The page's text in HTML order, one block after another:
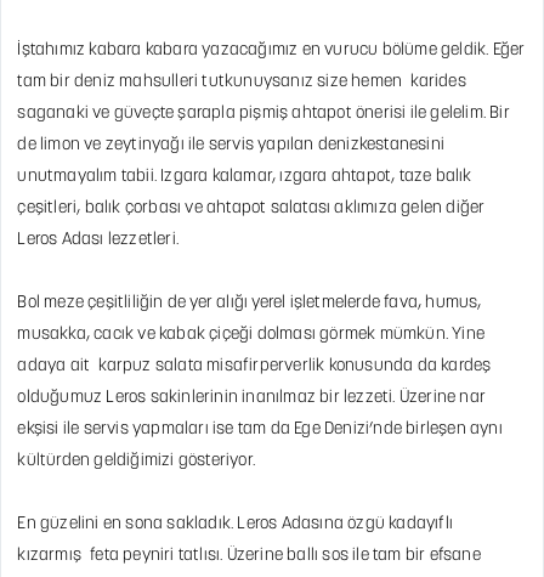
İştahımız kabara kabara yazacağımız en vurucu bölüme geldik. Eğer
tam bir deniz mahsulleri tutkunuysanız size hemen karides
saganaki ve güveçte şarapla pişmiş ahtapot önerisi ile gelelim. Bir
de limon ve zeytinyağı ile servis yapılan denizkestanesini
unutmayalım tabii. Izgara kalamar, ızgara ahtapot, taze balık
çeşitleri, balık çorbası ve ahtapot salatası aklımıza gelen diğer
Leros Adası lezzetleri.
Bol meze çeşitliliğin de yer alığı yerel işletmelerde fava, humus,
musakka, cacık ve kabak çiçeği dolması görmek mümkün. Yine
adaya ait karpuz salata misafirperverlik konusunda da kardeş
olduğumuz Leros sakinlerinin inanılmaz bir lezzeti. Üzerine nar
ekşisi ile servis yapmaları ise tam da Ege Denizi’nde birleşen aynı
kültürden geldiğimizi gösteriyor.
En güzelini en sona sakladık. Leros Adasına özgü kadayıflı
kızarmış feta peyniri tatlısı. Üzerine ballı sos ile tam bir efsane